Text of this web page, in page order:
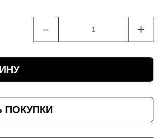
﹣ +